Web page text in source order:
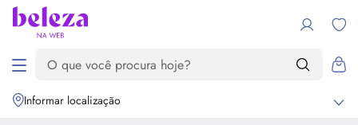
Informar localização